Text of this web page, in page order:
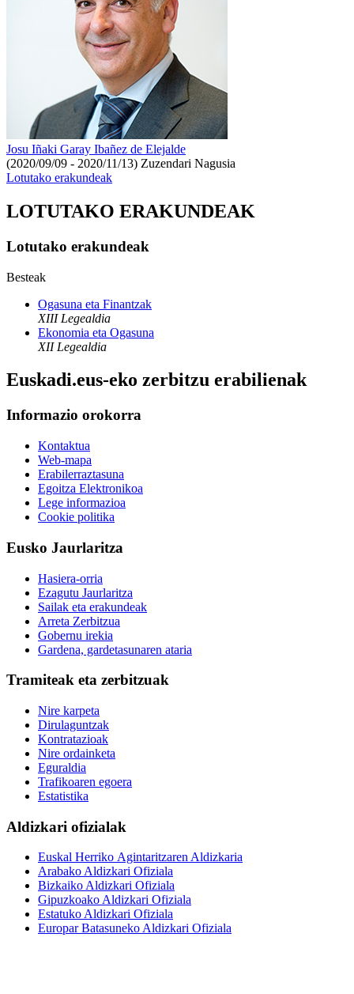
Josu Iñaki Garay Ibañez de Elejalde
(2020/09/09 - 2020/11/13) Zuzendari Nagusia
Lotutako erakundeak
LOTUTAKO ERAKUNDEAK
Lotutako erakundeak
Besteak
Ogasuna eta Finantzak
XIII Legealdia
Ekonomia eta Ogasuna
XII Legealdia
Euskadi.eus-eko zerbitzu erabilienak
Informazio orokorra
Kontaktua
Web-mapa
Erabilerraztasuna
Egoitza Elektronikoa
Lege informazioa
Cookie politika
Eusko Jaurlaritza
Hasiera-orria
Ezagutu Jaurlaritza
Sailak eta erakundeak
Arreta Zerbitzua
Gobernu irekia
Gardena, gardetasunaren ataria
Tramiteak eta zerbitzuak
Nire karpeta
Dirulaguntzak
Kontratazioak
Nire ordainketa
Eguraldia
Trafikoaren egoera
Estatistika
Aldizkari ofizialak
Euskal Herriko Agintaritzaren Aldizkaria
Arabako Aldizkari Ofiziala
Bizkaiko Aldizkari Ofiziala
Gipuzkoako Aldizkari Ofiziala
Estatuko Aldizkari Ofiziala
Europar Batasuneko Aldizkari Ofiziala